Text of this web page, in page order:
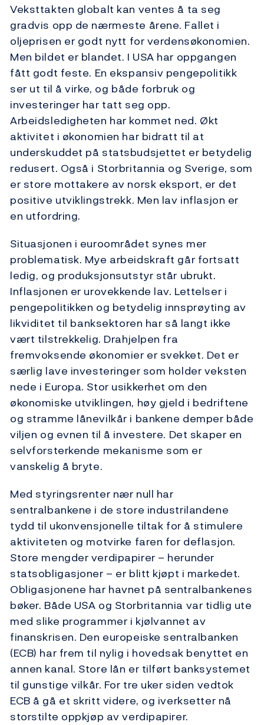
Veksttakten globalt kan ventes å ta seg
gradvis opp de nærmeste årene. Fallet i
oljeprisen er godt nytt for verdensøkonomien.
Men bildet er blandet. I USA har oppgangen
fått godt feste. En ekspansiv pengepolitikk
ser ut til å virke, og både forbruk og
investeringer har tatt seg opp.
Arbeidsledigheten har kommet ned. Økt
aktivitet i økonomien har bidratt til at
underskuddet på statsbudsjettet er betydelig
redusert. Også i Storbritannia og Sverige, som
er store mottakere av norsk eksport, er det
positive utviklingstrekk. Men lav inflasjon er
en utfordring.
Situasjonen i euroområdet synes mer
problematisk. Mye arbeidskraft går fortsatt
ledig, og produksjonsutstyr står ubrukt.
Inflasjonen er urovekkende lav. Lettelser i
pengepolitikken og betydelig innsprøyting av
likviditet til banksektoren har så langt ikke
vært tilstrekkelig. Drahjelpen fra
fremvoksende økonomier er svekket. Det er
særlig lave investeringer som holder veksten
nede i Europa. Stor usikkerhet om den
økonomiske utviklingen, høy gjeld i bedriftene
og stramme lånevilkår i bankene demper både
viljen og evnen til å investere. Det skaper en
selvforsterkende mekanisme som er
vanskelig å bryte.
Med styringsrenter nær null har
sentralbankene i de store industrilandene
tydd til ukonvensjonelle tiltak for å stimulere
aktiviteten og motvirke faren for deflasjon.
Store mengder verdipapirer – herunder
statsobligasjoner – er blitt kjøpt i markedet.
Obligasjonene har havnet på sentralbankenes
bøker. Både USA og Storbritannia var tidlig ute
med slike programmer i kjølvannet av
finanskrisen. Den europeiske sentralbanken
(ECB) har frem til nylig i hovedsak benyttet en
annen kanal. Store lån er tilført banksystemet
til gunstige vilkår. For tre uker siden vedtok
ECB å gå et skritt videre, og iverksetter nå
storstilte oppkjøp av verdipapirer.